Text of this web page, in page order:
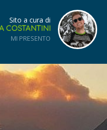
Sito a cura di
COSTANTINI
MI PRESENTO